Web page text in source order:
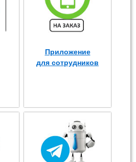
Приложение
для сотрудников